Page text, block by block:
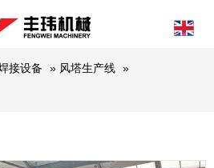
接设备 » 风塔生产线 »